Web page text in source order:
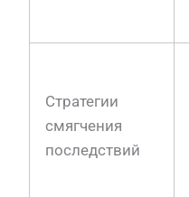
Стратегии
смягчения
последствий